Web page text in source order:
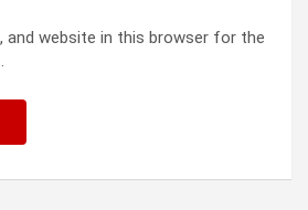
and website in this browser for the